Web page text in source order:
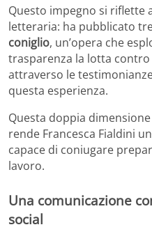
Questo impegno si riflette
letteraria: ha pubblicato
coniglio, un’opera che
trasparenza la lotta
attraverso le
questa esperienza.
Questa doppia
rende Francesca Fialdini
capace di coniugare
lavoro.
Una comunicazione
social